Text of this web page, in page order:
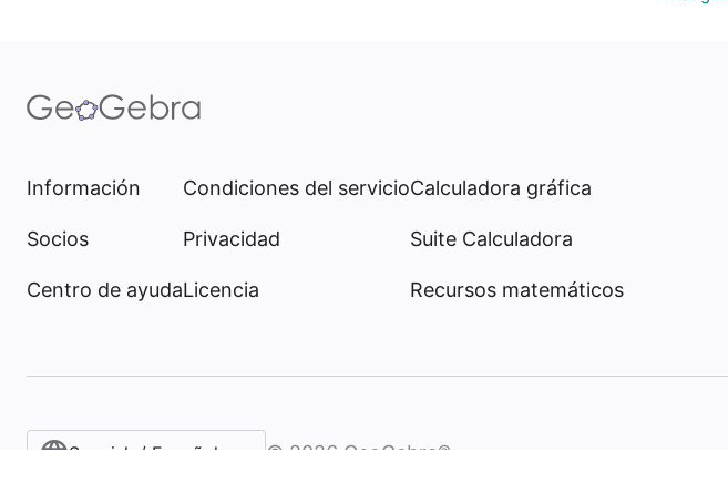
Información
Socios
Centro de ayuda
Condiciones del servicio
Privacidad
Licencia
Calculadora gráfica
Suite Calculadora
Recursos matemáticos
Spanish / Español (internacional)
© 2026 GeoGebra®